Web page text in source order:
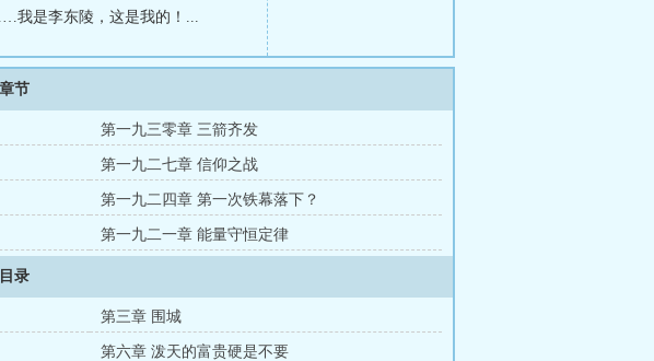
我是李东陵，这是我的！...
节
第一九三零章 三箭齐发
第一九二七章 信仰之战
第一九二四章 第一次铁幕落下？
第一九二一章 能量守恒定律
录
第三章 围城
第六章 泼天的富贵硬是不要